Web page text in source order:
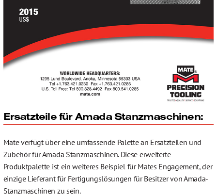
Ersatzteile für Amada Stanzmaschinen:
Mate verfügt über eine umfassende Palette an Ersatzteilen und
Zubehör für Amada Stanzmaschinen. Diese erweiterte
Produktpalette ist ein weiteres Beispiel für Mates Engagement, der
einzige Lieferant für Fertigungslösungen für Besitzer von Amada-
Stanzmaschinen zu sein.